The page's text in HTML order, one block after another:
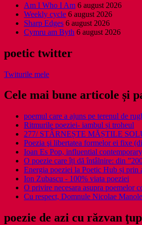
Am I Who I Am 6 august 2026
Weekly cycle 6 august 2026
Sharp Edges 6 august 2026
Cymru am Byth 6 august 2026
poetic twitter
Twiturile mele
Cele mai bune articole și
poemul care a ajuns pe terenul de
Ritmurile poeziei- iambul și troheul
277/ STÂRNEȘTE MĂȘTILE
Poezia şi libertatea formelor ei fixe
Ioan Es Pop, influential
O poezie care îți dă întâlnire: din
Energia poeziei la Poetic Hub și prin
Ion Zubascu - 100% viata poeziei
O privire necesara asupra poemelor
Cu respect, Domnule Nicolae
poezie de azi cu răzvan